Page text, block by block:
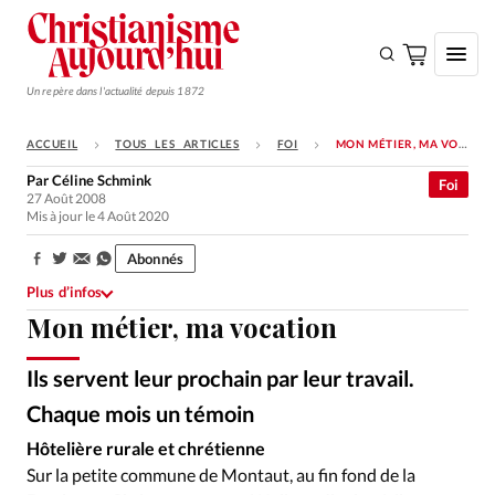
Un repère dans l'actualité depuis 1872
S'ABONNER
Monde
Opinions
Tous les articles
Faire un don
Emploi
Se connecter
ACCUEIL TOUS LES ARTICLES FOI MON MÉTIER, MA VOCATION
Mon métier, ma vocation
Ils servent leur prochain par leur travail.
Chaque mois un témoin
Foi
ParCéline Schmink
27 Août 2008
Mis à jour le 4 Août 2020
Partager:
Abonnés
Plus d’infos
Hôtelière rurale et chrétienne
Sur la petite commune de Montaut, au fin fond de la